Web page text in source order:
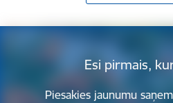
Esi pirmais,
Piesakies jaunumu